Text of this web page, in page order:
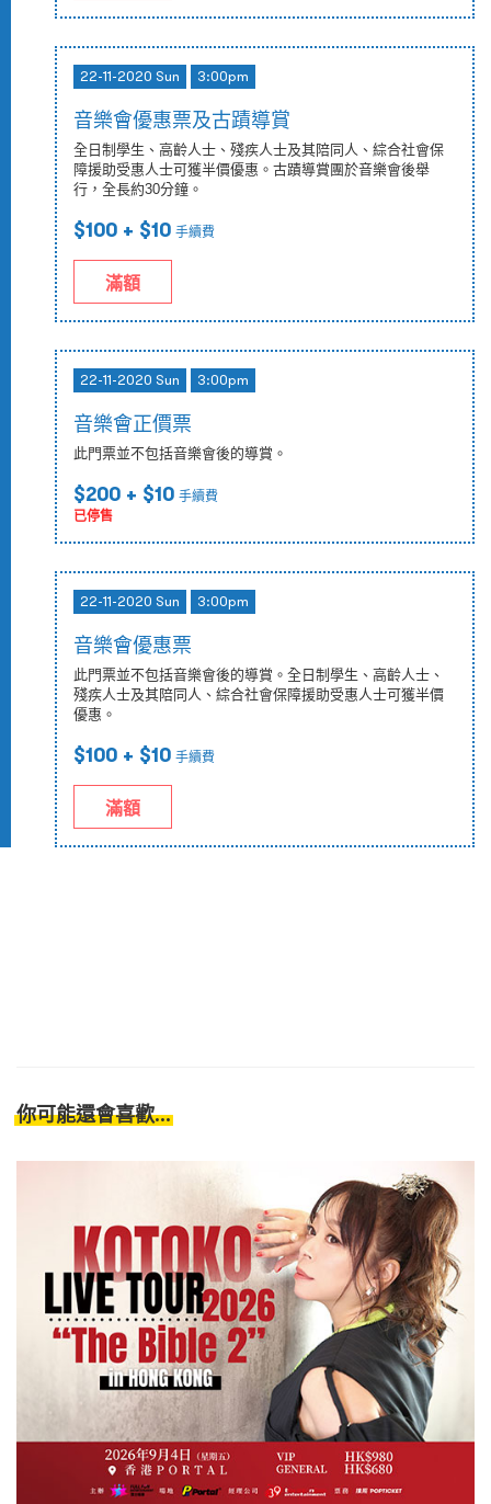
22-11-2020 Sun 3:00pm
音樂會優惠票及古蹟導賞
全日制學生、高齡人士、殘疾人士及其陪同人、綜合社會保
障援助受惠人士可獲半價優惠。古蹟導賞團於音樂會後舉
行，全長約30分鐘。
$100 + $10 手續費
滿額
22-11-2020 Sun 3:00pm
音樂會正價票
此門票並不包括音樂會後的導賞。
$200 + $10 手續費
已停售
22-11-2020 Sun 3:00pm
音樂會優惠票
此門票並不包括音樂會後的導賞。全日制學生、高齡人士、
殘疾人士及其陪同人、綜合社會保障援助受惠人士可獲半價
優惠。
$100 + $10 手續費
滿額
你可能還會喜歡...